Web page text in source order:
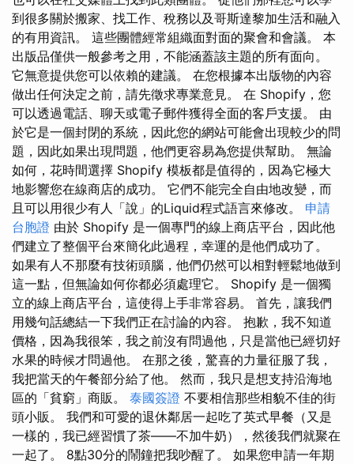
到很多關於搬家、找工作、稅務以及哥斯達黎加生活和融入
的有用資訊。 這些團體經常組織面對面的聚會和會議。 本
出版品僅供一般參考之用，不能涵蓋該主題的所有面向。
它無意提供您可以依賴的建議。 在您根據本出版物的內容
做出任何決定之前，請先徵求專業意見。 在 Shopify，您
可以透過電話、聊天或電子郵件獲得全面的客戶支援。 由
於它是一個封閉的系統，因此您的網站可能會出現較少的問
題，因此如果出現問題，他們更容易為您提供幫助。 無論
如何，花時間選擇 Shopify 模板都是值得的，因為它極大
地影響您在線商店的成功。 它們不能完全自由地改變，而
且可以用很少有人「說」的Liquid程式語言來修改。 申請
台胞證 由於 Shopify 是一個專門的線上商店平台，因此他
們建立了整個平台來簡化此過程，幸運的是他們成功了。
如果有人不那麼有技術頭腦，他們仍然可以相對輕鬆地做到
這一點，但無論如何你都必須處理它。 Shopify 是一個獨
立的線上商店平台，這使得上手非常容易。 首先，讓我們
用幾句話總結一下我們正在討論的內容。 抱歉，我不知道
價格，因為我很笨，我之前沒有問過他，只是當他已經切好
水果的時候才問過他。 在那之後，驚喜的力量征服了我，
我把當天的午餐部分給了他。 然而，我只是想支持沿海地
區的「貧窮」商販。 泰國簽證 不要相信那些相貌不佳的街
頭小販。 我們和可愛的退休鄰居一起吃了英式早餐（又是
一樣的，我已經習慣了茶——不加牛奶），然後我們就聚在
一起了。 8點30分的鬧鐘把我吵醒了。 如果您申請一年期